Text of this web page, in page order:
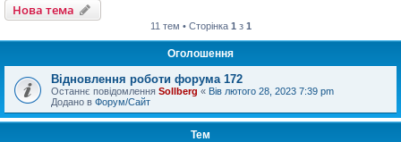
Нова тема
11 тем • Сторінка 1 з 1
Оголошення
Відновлення роботи форума 172
Останнє повідомлення Sollberg « Вів лютого 28, 2023 7:39 pm
Додано в Форум/Сайт
Тем